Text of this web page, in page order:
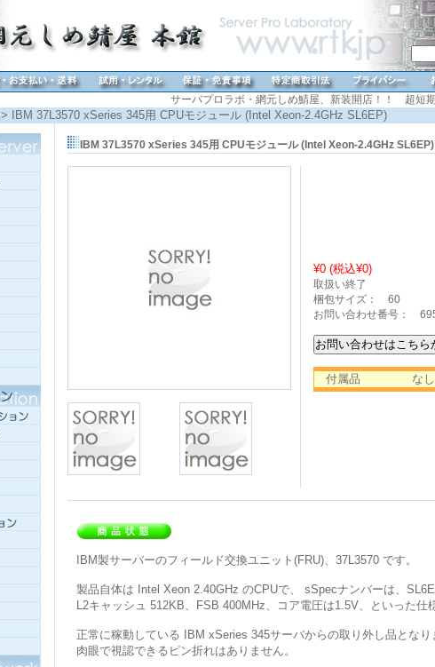
サーバプロラボ・網元しめ鯖屋、新装開店！！ 超短
> IBM 37L3570 xSeries 345用 CPUモジュール (Intel Xeon-2.4GHz SL6EP)
IBM 37L3570 xSeries 345用 CPUモジュール (Intel Xeon-2.4GHz SL6EP)
¥0 (税込¥0)
取扱い終了
梱包サイズ： 60
お問い合わせ番号：
付属品 なし
IBM製サーバーのフィールド交換ユニット(FRU)、37L3570 です。
製品自体は Intel Xeon 2.40GHz のCPUで、 sSpecナンバーは、
L2キャッシュ 512KB、FSB 400MHz、コア電圧は1.5V、といった仕
正常に稼動している IBM xSeries 345サーバからの取り外し品となり
肉眼で視認できるピン折れはありません。